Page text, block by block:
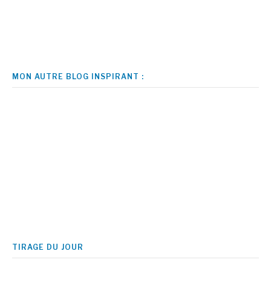
MON AUTRE BLOG INSPIRANT :
TIRAGE DU JOUR